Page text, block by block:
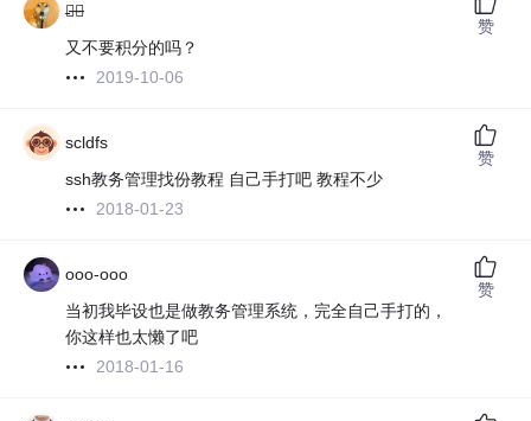
̶̶清̶川̶
又不要积分的吗？
2019-10-06
赞
scldfs
ssh教务管理找份教程 自己手打吧 教程不少
2018-01-23
赞
ooo-ooo
当初我毕设也是做教务管理系统，完全自己手打的，
你这样也太懒了吧
2018-01-16
赞